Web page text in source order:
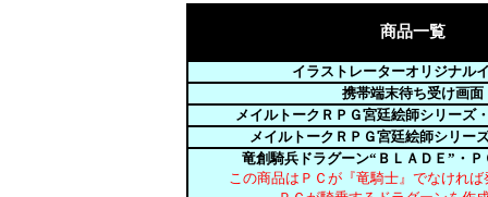
商品一覧
イラストレーターオリジナル
携帯端末待ち受け画面
メイルトークＲＰＧ宮廷絵師シリーズ
メイルトークＲＰＧ宮廷絵師シリー
竜創騎兵ドラグーン“ＢＬＡＤＥ”・
この商品はＰＣが『竜騎士』でなけれ